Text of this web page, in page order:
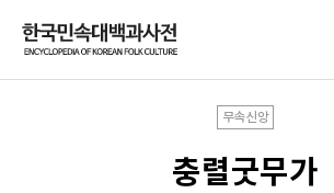
무속신앙
충렬굿무가